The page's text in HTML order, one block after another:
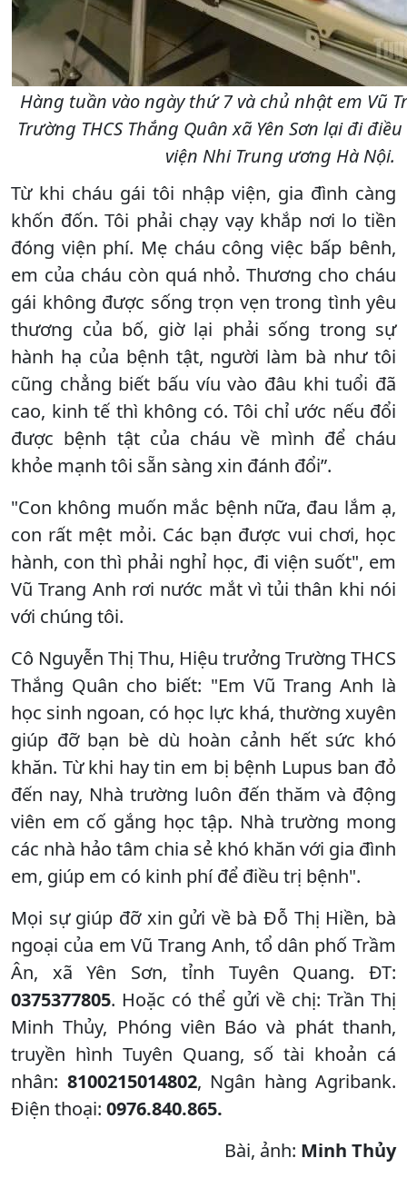
Hàng tuần vào ngày thứ 7 và chủ nhật em Vũ
Trường THCS Thắng Quân xã Yên Sơn lại đi
viện Nhi Trung ương Hà Nội.
Từ khi cháu gái tôi nhập viện, gia đình càng
khốn đốn. Tôi phải chạy vạy khắp nơi lo tiền
đóng viện phí. Mẹ cháu công việc bấp bênh,
em của cháu còn quá nhỏ. Thương cho cháu
gái không được sống trọn vẹn trong tình yêu
thương của bố, giờ lại phải sống trong sự
hành hạ của bệnh tật, người làm bà như tôi
cũng chẳng biết bấu víu vào đâu khi tuổi đã
cao, kinh tế thì không có. Tôi chỉ ước nếu đổi
được bệnh tật của cháu về mình để cháu
khỏe mạnh tôi sẵn sàng xin đánh đổi”.
"Con không muốn mắc bệnh nữa, đau lắm ạ,
con rất mệt mỏi. Các bạn được vui chơi, học
hành, con thì phải nghỉ học, đi viện suốt", em
Vũ Trang Anh rơi nước mắt vì tủi thân khi nói
với chúng tôi.
Cô Nguyễn Thị Thu, Hiệu trưởng Trường THCS
Thắng Quân cho biết: "Em Vũ Trang Anh là
học sinh ngoan, có học lực khá, thường xuyên
giúp đỡ bạn bè dù hoàn cảnh hết sức khó
khăn. Từ khi hay tin em bị bệnh Lupus ban đỏ
đến nay, Nhà trường luôn đến thăm và động
viên em cố gắng học tập. Nhà trường mong
các nhà hảo tâm chia sẻ khó khăn với gia đình
em, giúp em có kinh phí để điều trị bệnh".
Mọi sự giúp đỡ xin gửi về bà Đỗ Thị Hiền, bà
ngoại của em Vũ Trang Anh, tổ dân phố Trầm
Ân, xã Yên Sơn, tỉnh Tuyên Quang. ĐT:
0375377805. Hoặc có thể gửi về chị: Trần Thị
Minh Thủy, Phóng viên Báo và phát thanh,
truyền hình Tuyên Quang, số tài khoản cá
nhân: 8100215014802, Ngân hàng Agribank.
Điện thoại: 0976.840.865.
Bài, ảnh: Minh Thủy